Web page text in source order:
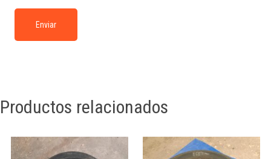
Productos relacionados